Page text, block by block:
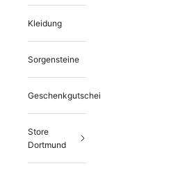
Kleidung
Sorgensteine
Geschenkgutschein
Store
Dortmund